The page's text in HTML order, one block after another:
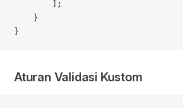
        ];
    }
}
Aturan Validasi Kustom